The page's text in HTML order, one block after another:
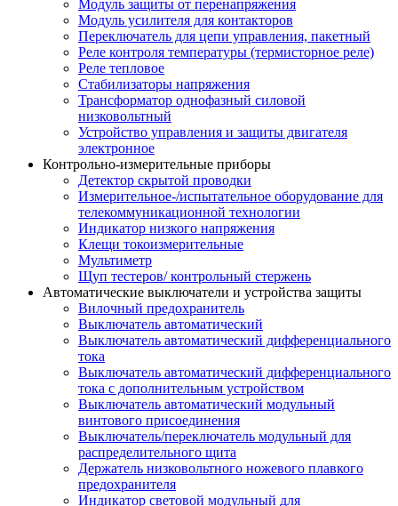
Модуль защиты от перенапряжения
Модуль усилителя для контакторов
Переключатель для цепи управления, пакетный
Реле контроля температуры (термисторное реле)
Реле тепловое
Стабилизаторы напряжения
Трансформатор однофазный силовой
низковольтный
Устройство управления и защиты двигателя
электронное
Контрольно-измерительные приборы
Детектор скрытой проводки
Измерительное-/испытательное оборудование для
телекоммуникационной технологии
Индикатор низкого напряжения
Клещи токоизмерительные
Мультиметр
Щуп тестеров/ контрольный стержень
Автоматические выключатели и устройства защиты
Вилочный предохранитель
Выключатель автоматический
Выключатель автоматический дифференциального
тока
Выключатель автоматический дифференциального
тока с дополнительным устройством
Выключатель автоматический модульный
винтового присоединения
Выключатель/переключатель модульный для
распределительного щита
Держатель низковольтного ножевого плавкого
предохранителя
Индикатор световой модульный для